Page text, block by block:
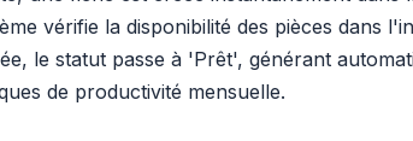
vérifie la disponibilité des pièces dans
le statut passe à 'Prêt', générant
de productivité mensuelle.